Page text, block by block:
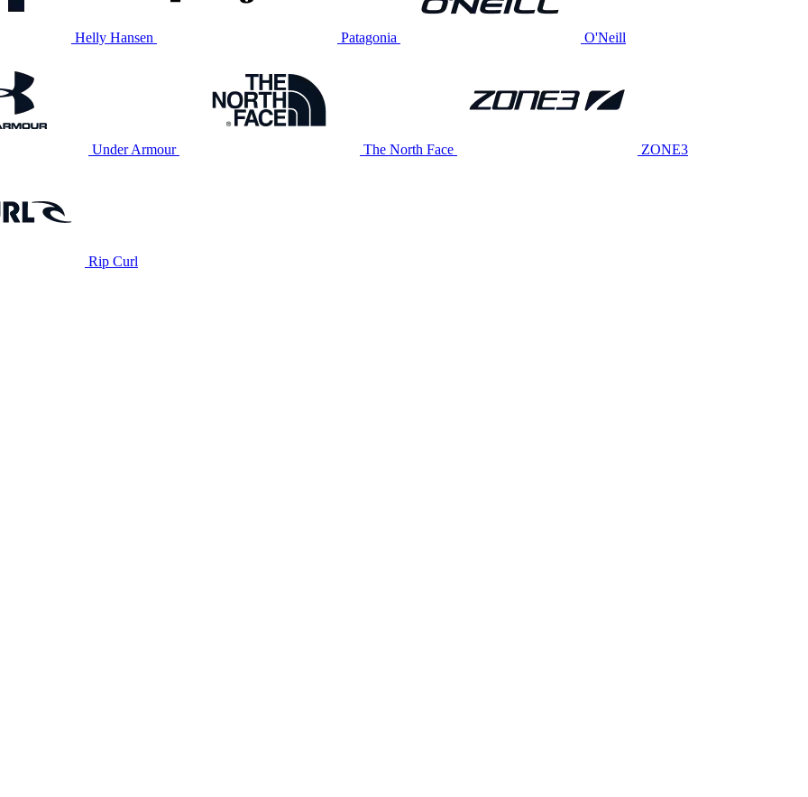
Helly Hansen Patagonia O'Neill
Under Armour The North Face ZONE3
Rip Curl